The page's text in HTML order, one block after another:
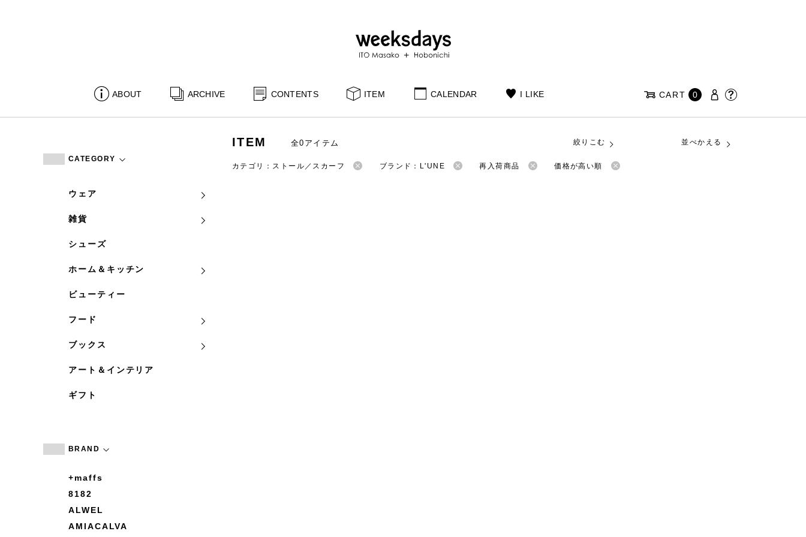
ABOUT ARCHIVE CONTENTS ITEM CALENDAR I LIKE CART 0
CATEGORY
ウェア
雑貨
シューズ
ホーム＆キッチン
ビューティー
フード
ブックス
アート＆インテリア
ギフト
BRAND
+maffs
8182
ALWEL
AMIACALVA
ITEM 全0アイテム 絞りこむ 並べかえる
カテゴリ：ストール／スカーフ ブランド：L'UNE 再入荷商品 価格が高い順